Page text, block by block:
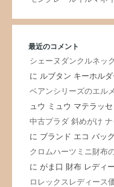
最近のコメント
シェーヌダンクルネッ
に ルブタン キーホルダ
ベアンシリーズのエル
ュウ ミュウ マテラッ
中古プラダ 斜めがけ
に ブランド エコ バッ
クロムハーツミニ財布
に がま口 財布 レディ
ロレックスレディース